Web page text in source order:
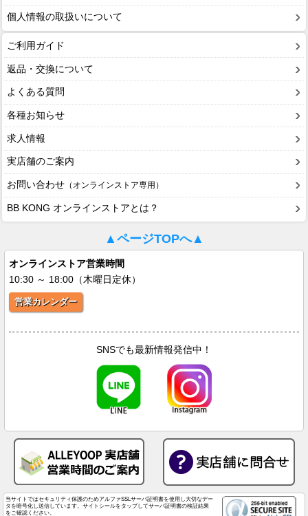
個人情報の取扱いについて
ご利用ガイド
返品・交換について
よくある質問
各種お知らせ
求人情報
実店舗のご案内
お問い合わせ （オンラインストア専用）
BB KONG オンラインストアとは？
▲ページTOPへ▲
オンラインストア営業時間
10:30 ～ 18:00（木曜日定休）
営業カレンダー
SNSでも最新情報発信中！
当サイトではセキュリティ保護のためアルファSSLサーバ証明書を使用し大切なデー
タを暗号化し送信しています。サイトシールをタップしてサーバ証明書の検証結果
をご確認ください。